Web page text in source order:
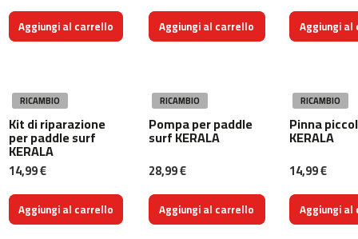
-
4
m
-
5
0
m
c
Aggiungi al carrello Aggiungi al carrello Aggiungi
RICAMBIO
Kit di riparazione
per paddle surf
KERALA
14,99 €
Aggiungi al carrello
RICAMBIO
Pompa per paddle
surf KERALA
28,99 €
Aggiungi al carrello
RICAMBIO
Pinna
KERALA
14,99 €
Aggiungi